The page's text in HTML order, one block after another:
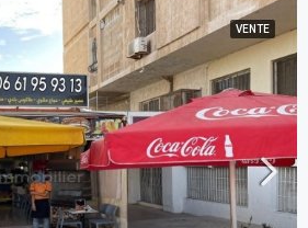
VENTE